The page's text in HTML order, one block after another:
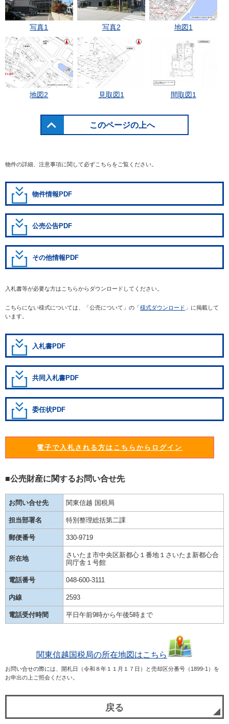
写真1 写真2 地図1
地図2 見取図1 間取図1
このページの上へ
物件の詳細、注意事項に関して必ずこちらをご覧ください。
物件情報PDF
公売公告PDF
その他情報PDF
入札書等が必要な方はこちらからダウンロードしてください。
こちらにない様式については、「公売について」の「様式ダウンロード 」に掲載して
います。
入札書PDF
共同入札書PDF
委任状PDF
電子で入札される方はこちらからログイン
■公売財産に関するお問い合せ先
お問い合せ先 関東信越 国税局
担当部署名 特別整理総括第二課
郵便番号 330-9719
所在地
さいたま市中央区新都心１番地１さいたま新都心合
同庁舎１号館
電話番号 048-600-3111
内線 2593
電話受付時間 平日午前9時から午後5時まで
関東信越国税局の所在地図はこちら
お問い合せの際には、開札日（令和８年１１月１７日）と売却区分番号（1899-1）を
お申出の上ご照会ください。
戻る